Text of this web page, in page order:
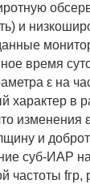
и
время
ε на
характер в
и
суб-ИАР
частоты